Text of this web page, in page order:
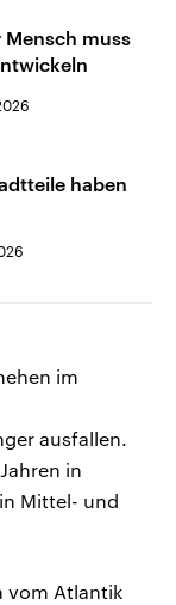
Mensch muss
haben
im
ausfallen.
in
Mittel- und
vom Atlantik